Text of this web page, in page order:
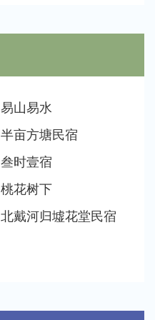
易山易水
半亩方塘民宿
叁时壹宿
桃花树下
北戴河归墟花堂民宿